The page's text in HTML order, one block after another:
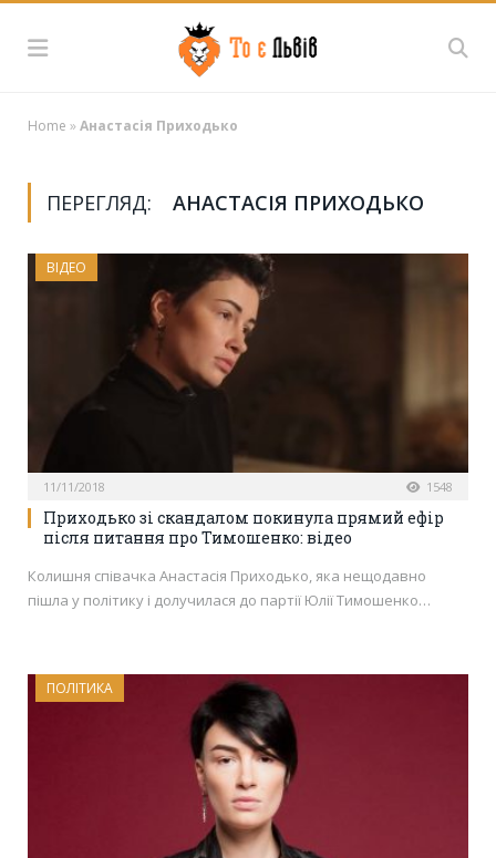
Home »Анастасія Приходько
ПЕРЕГЛЯД: АНАСТАСІЯ ПРИХОДЬКО
ВІДЕО
11/11/2018 1548
Приходько зі скандалом покинула прямий ефір
після питання про Тимошенко: відео
Колишня співачка Анастасія Приходько, яка нещодавно
пішла у політику і долучилася до партії Юлії Тимошенко…
ПОЛІТИКА